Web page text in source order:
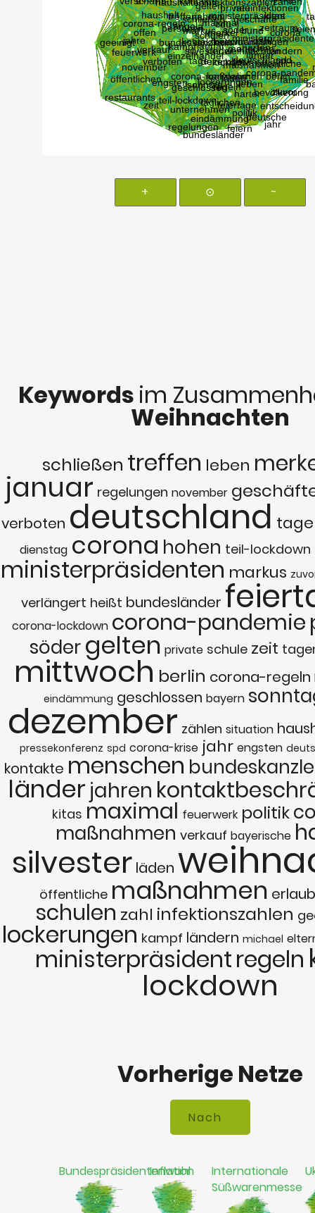
+ ⊙ -
Keywords im
Weihnachten
schließen treffen leben
januar regelungen november
verboten deutschland tage
dienstag corona hohen teil-lockdown
ministerpräsidenten markus
verlängert heißt bundesländer
corona-lockdown corona-pandemie
södergelten private schule zeit
mittwoch berlin corona-regeln
eindämmung geschlossen bayern
dezember zählen situation
pressekonferenz spd corona-krise jahr engsten
kontakte menschen
länder jahren
kitas maximal feuerwerk politik
maßnahmen verkauf bayerische
silvester läden
öffentliche maßnahmen
schulen zahl infektionszahlen
lockerungen kampf ländern michael
ministerpräsidentregeln
lockdown
Vorherige Netze
Bundespräsidentenwahl
Inflation
Internationale
Süßwarenmesse